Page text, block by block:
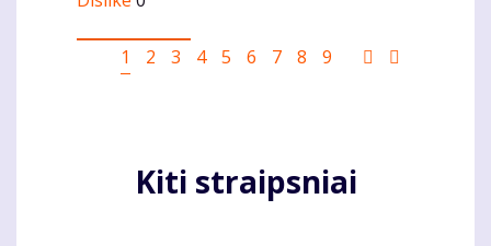
Pagination
Current
1 Puslapis
2 Puslapis
3 Puslapis
4 Puslapis
5 Puslapis
6 Puslapis
7 Puslapis
8 Puslapis
9
Sekantis
Kiti straipsniai